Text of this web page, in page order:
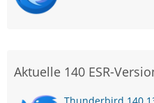
Aktuelle 140 ESR-